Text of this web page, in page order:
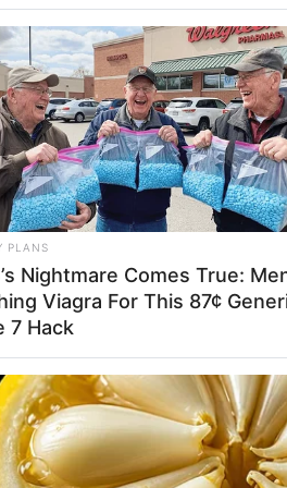
PLANS
Nightmare Comes True:
Viagra For This 87¢
7 Hack
FIFA 2026 Facts
Them? These '90s
Defined An Era—See The
List